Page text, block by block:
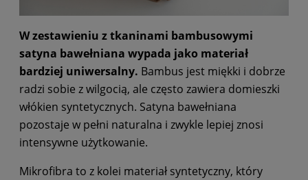
W zestawieniu z tkaninami bambusowymi
satyna bawełniana wypada jako materiał
bardziej uniwersalny. Bambus jest miękki i dobrze
radzi sobie z wilgocią, ale często zawiera domieszki
włókien syntetycznych. Satyna bawełniana
pozostaje w pełni naturalna i zwykle lepiej znosi
intensywne użytkowanie.
Mikrofibra to z kolei materiał syntetyczny, który